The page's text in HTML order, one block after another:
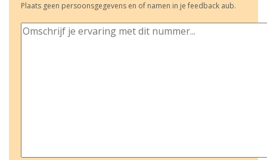
Plaats geen persoonsgegevens en of namen in je feedback aub.